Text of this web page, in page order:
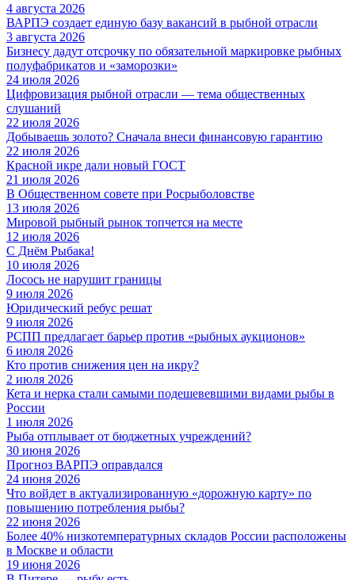
4 августа 2026
ВАРПЭ создает единую базу вакансий в рыбной отрасли
3 августа 2026
Бизнесу дадут отсрочку по обязательной маркировке рыбных
полуфабрикатов и «заморозки»
24 июля 2026
Цифровизация рыбной отрасли — тема общественных
слушаний
22 июля 2026
Добываешь золото? Сначала внеси финансовую гарантию
22 июля 2026
Красной икре дали новый ГОСТ
21 июля 2026
В Общественном совете при Росрыболовстве
13 июля 2026
Мировой рыбный рынок топчется на месте
12 июля 2026
С Днём Рыбака!
10 июля 2026
Лосось не нарушит границы
9 июля 2026
Юридический ребус решат
9 июля 2026
РСПП предлагает барьер против «рыбных аукционов»
6 июля 2026
Кто против снижения цен на икру?
2 июля 2026
Кета и нерка стали самыми подешевевшими видами рыбы в
России
1 июля 2026
Рыба отплывает от бюджетных учреждений?
30 июня 2026
Прогноз ВАРПЭ оправдался
24 июня 2026
Что войдет в актуализированную «дорожную карту» по
повышению потребления рыбы?
22 июня 2026
Более 40% низкотемпературных складов России расположены
в Москве и области
19 июня 2026